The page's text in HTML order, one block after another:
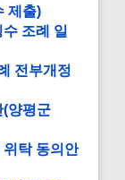
제출)
조례 일
전부개정
(양평군
탁 동의안